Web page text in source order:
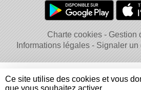
Charte cookies
Gestion
Informations légales
Signaler un
Ce site utilise des cookies et vous
que vous souhaitez activer